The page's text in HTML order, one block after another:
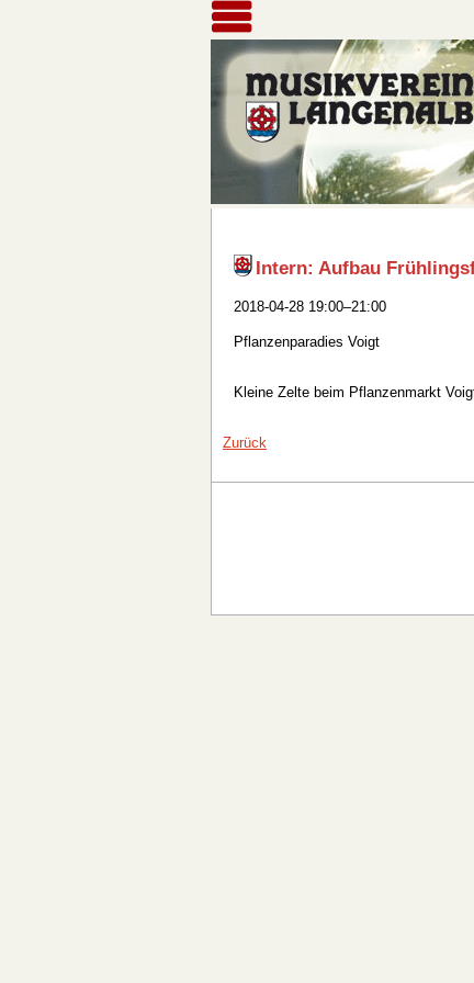
Intern: Aufbau
2018-04-28 19:00–21:00
Pflanzenparadies Voigt
Kleine Zelte beim Pflanzenmarkt
Zurück